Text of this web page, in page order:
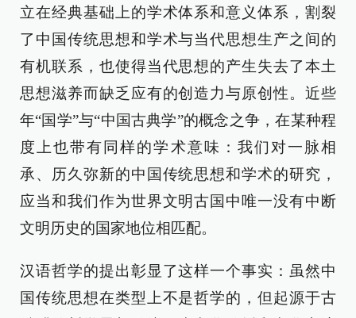
立在经典基础上的学术体系和意义体系，割裂
了中国传统思想和学术与当代思想生产之间的
有机联系，也使得当代思想的产生失去了本土
思想滋养而缺乏应有的创造力与原创性。近些
年“国学”与“中国古典学”的概念之争，在某种程
度上也带有同样的学术意味：我们对一脉相
承、历久弥新的中国传统思想和学术的研究，
应当和我们作为世界文明古国中唯一没有中断
文明历史的国家地位相匹配。
汉语哲学的提出彰显了这样一个事实：虽然中
国传统思想在类型上不是哲学的，但起源于古